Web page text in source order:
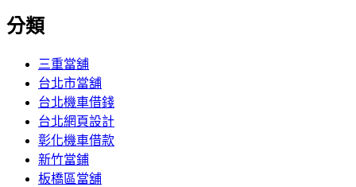
分類
三重當舖
台北市當舖
台北機車借錢
台北網頁設計
彰化機車借款
新竹當鋪
板橋區當舖